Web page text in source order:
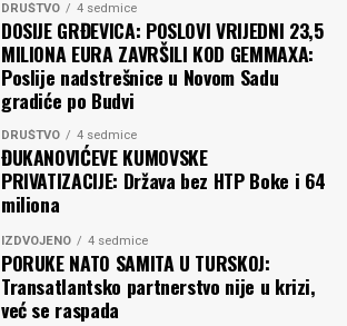
DRUŠTVO 4 sedmice
DOSIJE GRĐEVICA: POSLOVI VRIJEDNI 23,5
MILIONA EURA ZAVRŠILI KOD GEMMAXA:
Poslije nadstrešnice u Novom Sadu
gradiće po Budvi
DRUŠTVO 4 sedmice
ĐUKANOVIĆEVE KUMOVSKE
PRIVATIZACIJE: Država bez HTP Boke i 64
miliona
IZDVOJENO 4 sedmice
PORUKE NATO SAMITA U TURSKOJ:
Transatlantsko partnerstvo nije u krizi,
već se raspada